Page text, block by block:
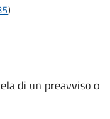
)
di un preavviso o